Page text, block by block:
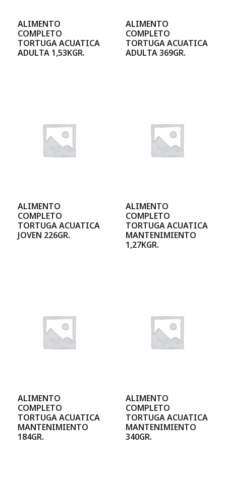
ALIMENTO
COMPLETO
TORTUGA ACUATICA
ADULTA 1,53KGR.
ALIMENTO
COMPLETO
TORTUGA ACUATICA
ADULTA 369GR.
ALIMENTO
COMPLETO
TORTUGA ACUATICA
JOVEN 226GR.
ALIMENTO
COMPLETO
TORTUGA ACUATICA
MANTENIMIENTO
1,27KGR.
ALIMENTO
COMPLETO
TORTUGA ACUATICA
MANTENIMIENTO
184GR.
ALIMENTO
COMPLETO
TORTUGA ACUATICA
MANTENIMIENTO
340GR.